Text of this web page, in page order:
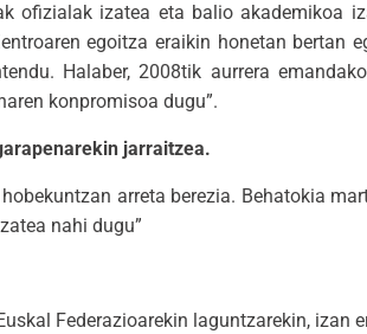
ofizialak izatea eta balio akademikoa
egoitza eraikin honetan
Halaber, 2008tik aurrera
konpromisoa dugu”.
jarraitzea.
hobekuntzan arreta berezia. Behatokia
nahi dugu”
Federazioarekin laguntzarekin, izan